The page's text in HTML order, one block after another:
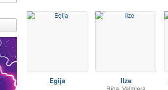
Egija Ilze
Rīga, Valmiera